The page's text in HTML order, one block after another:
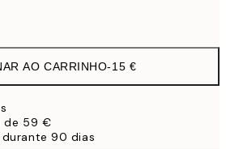
AO CARRINHO-15 €
de 59 €
90 dias